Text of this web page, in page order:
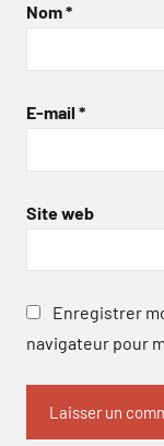
Nom*
E-mail *
Site web
Enregistrer
navigateur pour